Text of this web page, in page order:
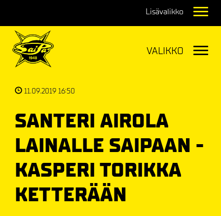
11.09.2019 16:50
SANTERI AIROLA
LAINALLE SAIPAAN -
KASPERI TORIKKA
KETTERÄÄN